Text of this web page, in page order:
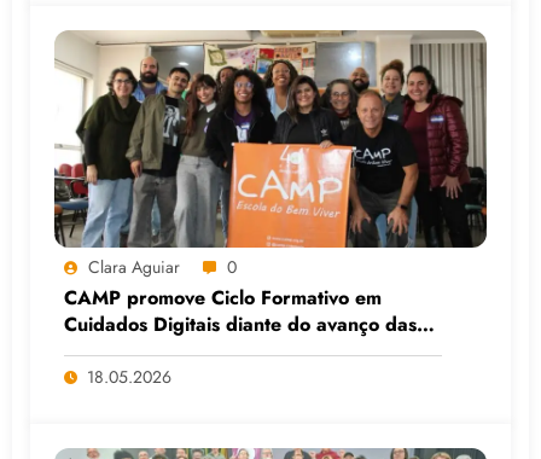
Clara Aguiar 0
CAMP promove Ciclo Formativo em
Cuidados Digitais diante do avanço das
Big Techs e da IA
18.05.2026